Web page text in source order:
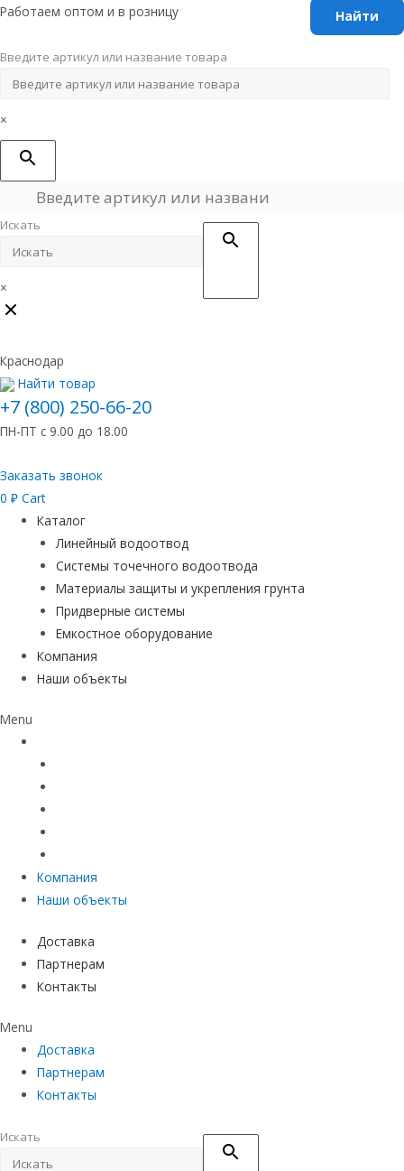
Перейти
содержимому
Работаем оптом и в розницу
Введите артикул или название товара
×
Искать
×
Краснодар
Найти товар
+7 (800) 250-66-20
ПН-ПТ с 9.00 до 18.00
Заказать звонок
0 ₽ Cart
Каталог
Линейный водоотвод
Системы точечного водоотвода
Материалы защиты и укрепления грунта
Придверные системы
Емкостное оборудование
Компания
Наши объекты
Menu
Компания
Наши объекты
Доставка
Партнерам
Контакты
Menu
Доставка
Партнерам
Контакты
Искать